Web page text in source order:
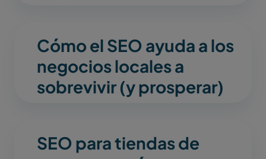
Cómo el SEO ayuda a los
negocios locales a
sobrevivir (y prosperar)
SEO para tiendas de